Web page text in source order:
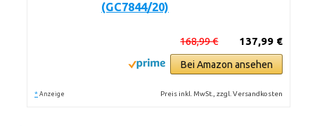
(GC7844/20)
137,99 €
168,99 €
Bei Amazon ansehen
* Anzeige Preis inkl. MwSt., zzgl. Versandkosten